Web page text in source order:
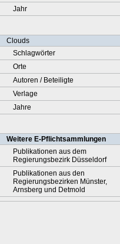
Jahr
Clouds
Schlagwörter
Orte
Autoren / Beteiligte
Verlage
Jahre
Weitere E-Pflichtsammlungen
Publikationen aus dem
Regierungsbezirk Düsseldorf
Publikationen aus den
Regierungsbezirken Münster,
Arnsberg und Detmold